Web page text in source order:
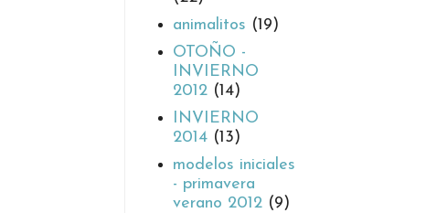
animalitos (19)
OTOÑO -
INVIERNO
2012 (14)
INVIERNO
2014 (13)
modelos iniciales
- primavera
verano 2012 (9)